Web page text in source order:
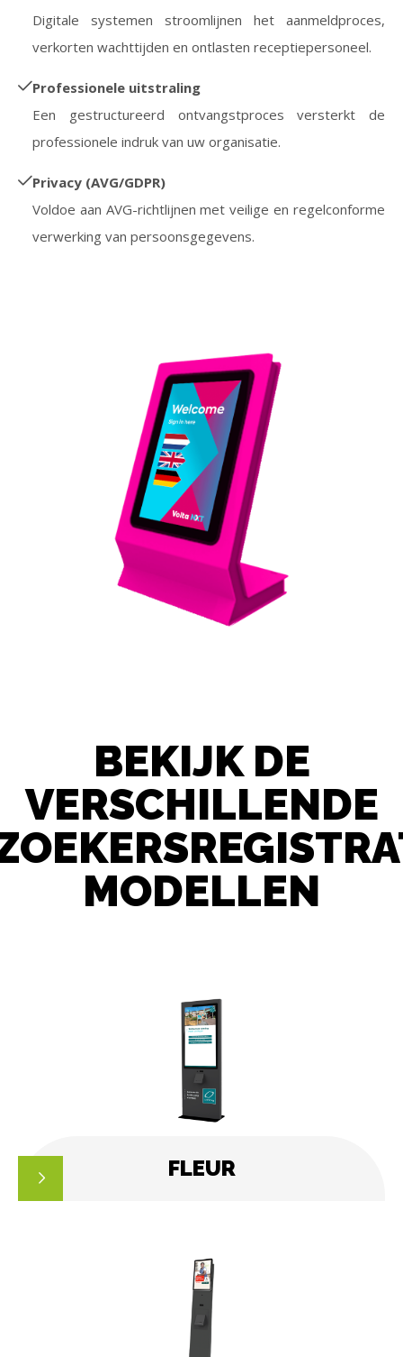
Digitale systemen stroomlijnen het aanmeldproces,
verkorten wachttijden en ontlasten receptiepersoneel.
Professionele uitstraling
Een gestructureerd ontvangstproces versterkt de
professionele indruk van uw organisatie.
Privacy (AVG/GDPR)
Voldoe aan AVG-richtlijnen met veilige en regelconforme
verwerking van persoonsgegevens.
BEKIJK DE
VERSCHILLENDE
MODELLEN
FLEUR